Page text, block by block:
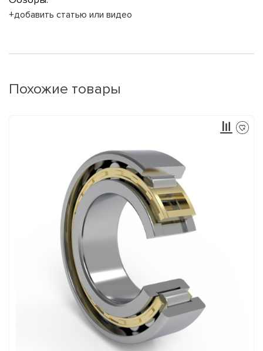
+добавить статью или видео
Похожие товары